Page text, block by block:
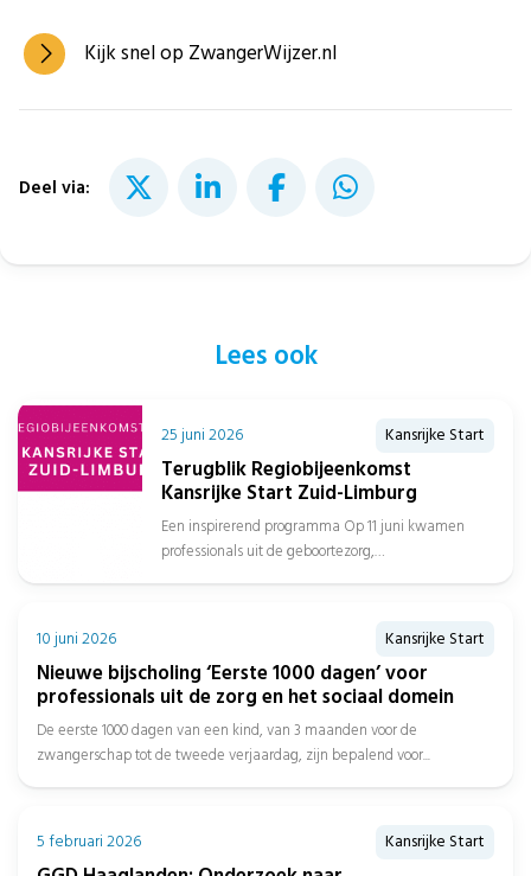
Kijk snel op ZwangerWijzer.nl
Deel via:
Lees ook
25 juni 2026 Kansrijke Start
Terugblik Regiobijeenkomst
Kansrijke Start Zuid-Limburg
Een inspirerend programma Op 11 juni kwamen
professionals uit de geboortezorg,
10 juni 2026 Kansrijke Start
Nieuwe bijscholing ‘Eerste 1000 dagen’ voor
professionals uit de zorg en het sociaal domein
De eerste 1000 dagen van een kind, van 3 maanden voor de
zwangerschap tot de tweede verjaardag, zijn bepalend voor...
5 februari 2026 Kansrijke Start